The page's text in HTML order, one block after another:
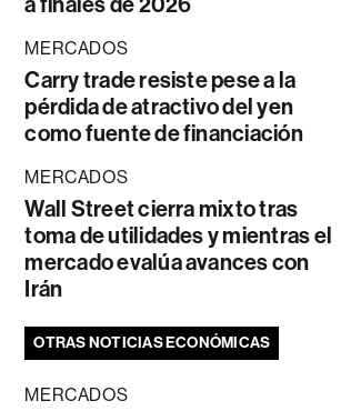
MERCADOS
Carry trade resiste pese a la
pérdida de atractivo del yen
como fuente de financiación
MERCADOS
Wall Street cierra mixto tras
toma de utilidades y mientras el
mercado evalúa avances con
Irán
OTRAS NOTICIAS ECONÓMICAS
MERCADOS